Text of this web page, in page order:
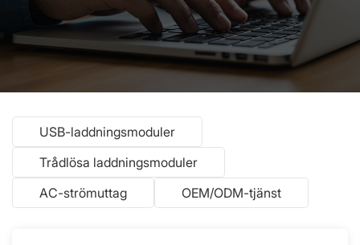
USB-laddningsmoduler
Trådlösa laddningsmoduler
AC-strömuttag
OEM/ODM-tjänst